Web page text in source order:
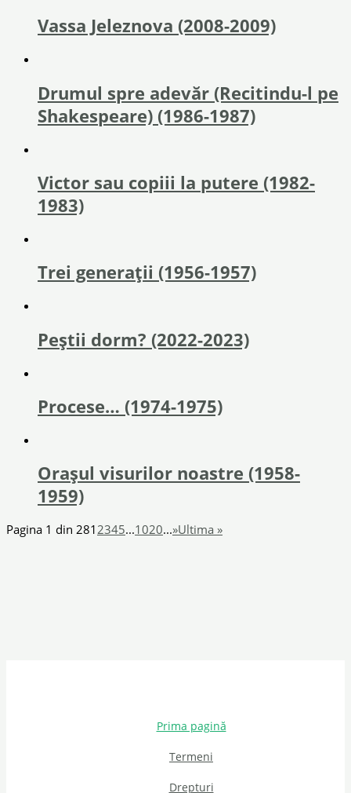
Vassa Jeleznova (2008-2009)
Drumul spre adevăr (Recitindu-l pe
Shakespeare) (1986-1987)
Victor sau copiii la putere (1982-
1983)
Trei generaţii (1956-1957)
Peștii dorm? (2022-2023)
Procese… (1974-1975)
Orașul visurilor noastre (1958-
1959)
Pagina 1 din 2812345...1020...»Ultima »
Prima pagină
Termeni
Drepturi